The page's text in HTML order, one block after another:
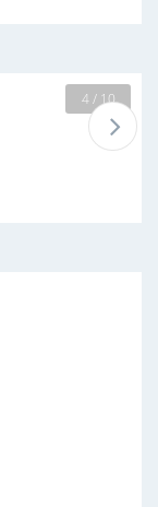
4 / 10